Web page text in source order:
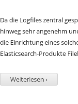
Da die Logfiles zentral
hinweg sehr angenehm
die Einrichtung eines
Elasticsearch-Produkte
Weiterlesen ›